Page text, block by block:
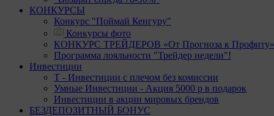
КОНКУРСЫ
Конкурс "Поймай Кенгуру"
Конкурсы фото
КОНКУРС ТРЕЙДЕРОВ «От Прогноза к Профиту»
Программа лояльности "Трейдер недели"!
Инвестиции
Т - Инвестиции с плечом без комиссии
Умные Инвестиции - Акция 5000 р в подарок
Инвестиции в акции мировых брендов
БЕЗДЕПОЗИТНЫЙ БОНУС